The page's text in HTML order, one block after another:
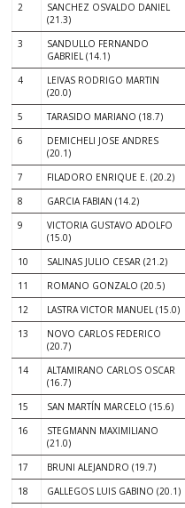
2
SANCHEZ OSVALDO DANIEL
(21.3)
3
SANDULLO FERNANDO
GABRIEL (14.1)
4
LEIVAS RODRIGO MARTIN
(20.0)
5 TARASIDO MARIANO (18.7)
6
DEMICHELI JOSE ANDRES
(20.1)
7 FILADORO ENRIQUE E. (20.2)
8
GARCIA FABIAN (14.2)
9
VICTORIA GUSTAVO ADOLFO
(15.0)
10 SALINAS JULIO CESAR (21.2)
11
ROMANO GONZALO (20.5)
12
LASTRA VICTOR MANUEL (15.0)
13
NOVO CARLOS FEDERICO
(20.7)
14
ALTAMIRANO CARLOS OSCAR
(16.7)
15 SAN MARTÍN MARCELO (15.6)
16
STEGMANN MAXIMILIANO
(21.0)
17 BRUNI ALEJANDRO (19.7)
18
GALLEGOS LUIS GABINO (20.1)